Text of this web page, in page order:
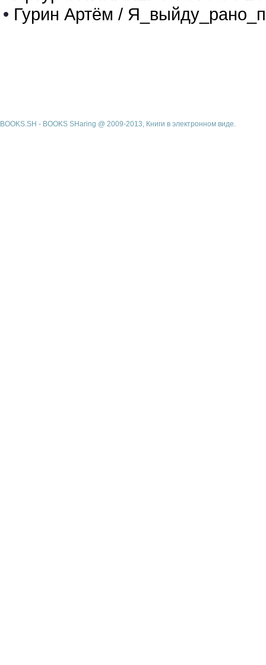
• Гурин Артём /
BOOKS.SH - BOOKS SHaring @ 2009-2013, Книги в электронном виде.